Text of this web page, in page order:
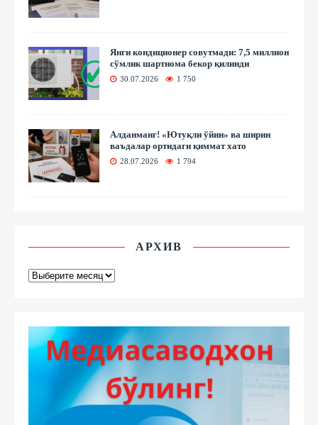
Янги кондиционер совутмади: 7,5 миллион
сўмлик шартнома бекор қилинди
30.07.2026 1 750
Алданманг! «Ютуқли ўйин» ва ширин
ваъдалар ортидаги қиммат хато
28.07.2026 1 794
АРХИВ